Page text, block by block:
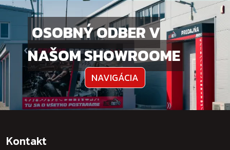
OSOBNÝ ODBER V
NAŠOM SHOWROOME
NAVIGÁCIA
Kontakt